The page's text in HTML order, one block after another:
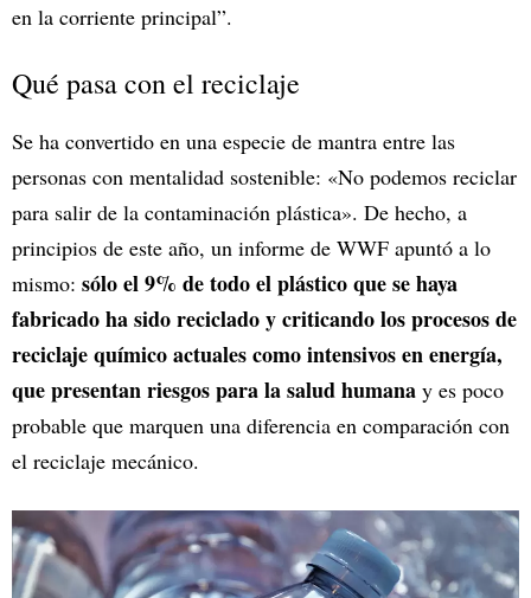
en la corriente principal”.
Qué pasa con el reciclaje
Se ha convertido en una especie de mantra entre las
personas con mentalidad sostenible: «No podemos reciclar
para salir de la contaminación plástica». De hecho, a
principios de este año, un informe de WWF apuntó a lo
mismo: sólo el 9% de todo el plástico que se haya
fabricado ha sido reciclado y criticando los procesos de
reciclaje químico actuales como intensivos en energía,
que presentan riesgos para la salud humana y es poco
probable que marquen una diferencia en comparación con
el reciclaje mecánico.